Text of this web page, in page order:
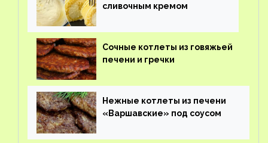
сливочным кремом
Сочные котлеты из говяжьей
печени и гречки
Нежные котлеты из печени
«Варшавские» под соусом